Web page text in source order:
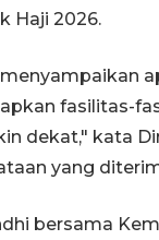
Haji 2026.
fasilitas-
dekat," kata
yang
bersama